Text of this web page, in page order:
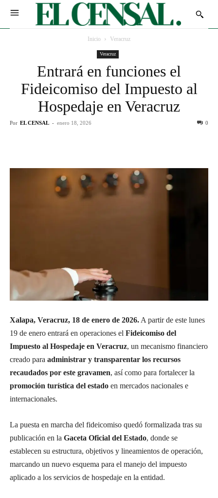
Inicio Veracruz
Veracruz
Entrará en funciones el
Fideicomiso del Impuesto al
Hospedaje en Veracruz
Por EL CENSAL - enero 18, 2026 0
Xalapa, Veracruz, 18 de enero de 2026. A partir de este lunes
19 de enero entrará en operaciones el Fideicomiso del
Impuesto al Hospedaje en Veracruz, un mecanismo financiero
creado para administrar y transparentar los recursos
recaudados por este gravamen, así como para fortalecer la
promoción turística del estado en mercados nacionales e
internacionales.
La puesta en marcha del fideicomiso quedó formalizada tras su
publicación en la Gaceta Oficial del Estado, donde se
establecen su estructura, objetivos y lineamientos de operación,
marcando un nuevo esquema para el manejo del impuesto
aplicado a los servicios de hospedaje en la entidad.